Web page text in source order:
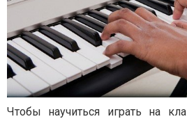
Чтобы научиться играть на